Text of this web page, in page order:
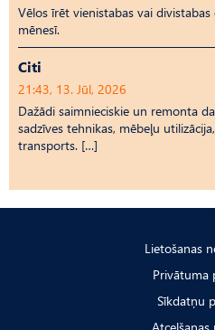
Vēlos īrēt vienistabas vai
mēnesī.
Citi
21:43, 13. Jūl, 2026
Dažādi saimnieciskie un remonta
sadzīves tehnikas, mēbeļu
transports. […]
Lietošanas
Privātuma
Sīkdatņu